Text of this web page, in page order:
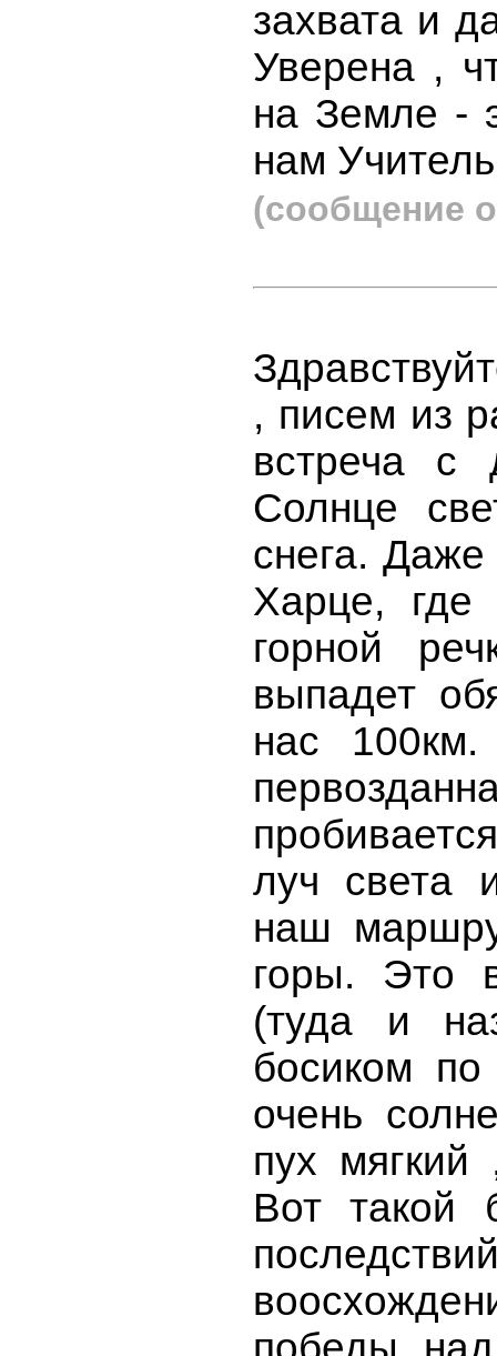
захвата и
Уверена ,
на Земле -
нам
(сообщение
, писем из
встреча с
Солнце
снега.
Харце, где
горной
выпадет
нас
луч света
наш
горы. Это
(туда и
босиком
очень
пух
Вот такой